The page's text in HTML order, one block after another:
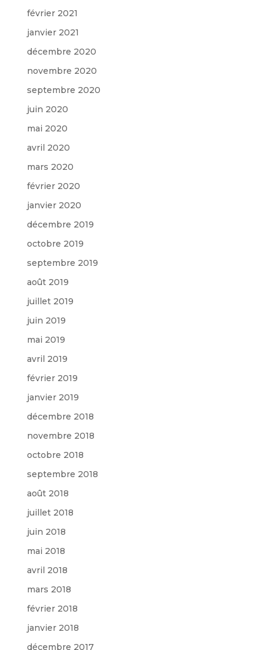
février 2021
janvier 2021
décembre 2020
novembre 2020
septembre 2020
juin 2020
mai 2020
avril 2020
mars 2020
février 2020
janvier 2020
décembre 2019
octobre 2019
septembre 2019
août 2019
juillet 2019
juin 2019
mai 2019
avril 2019
février 2019
janvier 2019
décembre 2018
novembre 2018
octobre 2018
septembre 2018
août 2018
juillet 2018
juin 2018
mai 2018
avril 2018
mars 2018
février 2018
janvier 2018
décembre 2017